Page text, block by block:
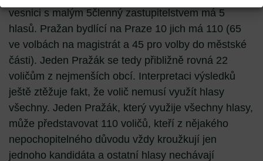
vesnici s malým 5členný zastupitelstvem má 5
hlasů. Pražan bydlící na Praze 10 jich má 110 (65
ve volbách na magistrát a 45 pro volby do městské
části). Jeden Pražák se tedy přibližně rovná 22
voličům z nejmenších obcí. Interpretaci výsledků
ještě ztěžuje fakt, že volič nemusí využít hlasy
všechny. Jeden Pražák, který využije všechny hlasy,
může představovat 110 voličů, kteří z nějakého
nepochopitelného důvodu vždy kroužkují jen
jednoho kandidáta a ostatní hlasy nechávají